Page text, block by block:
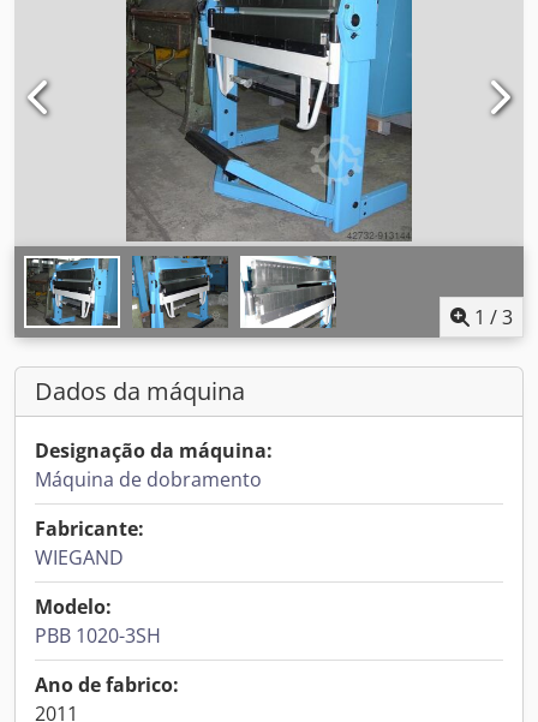
1 /3
Dados da máquina
Designação da máquina:
Máquina de dobramento
Fabricante:
WIEGAND
Modelo:
PBB 1020-3SH
Ano de fabrico:
2011